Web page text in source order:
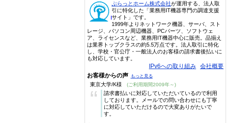
ぷらっとホーム株式会社が運用する、法人取
引に特化した「業務用IT機器専門の調達支援
サイト」です。
1999年よりネットワーク機器、サーバ、スト
レージ、パソコン周辺機器、PCパーツ、ソフトウェ
ア、ライセンスなど、業務用IT機器中心に販売。品揃え
は業界トップクラスの約5.5万点です。法人取引に特化
し、学校・官公庁・一般法人のお客様の請求書後払いに
も対応しています。
IPv6への取り組み 会社概要
お客様からの声 もっと見る
東京大学/K様 (ご利用期間2009年～)
“
請求書払いに対応していただいているので利用
しております。メールでの問い合わせにも丁寧
に対応していただけるので大変ありがたいで
す。